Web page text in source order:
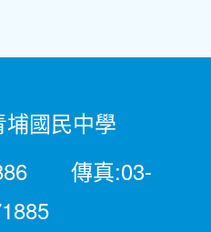
國民中學
傳真:03-